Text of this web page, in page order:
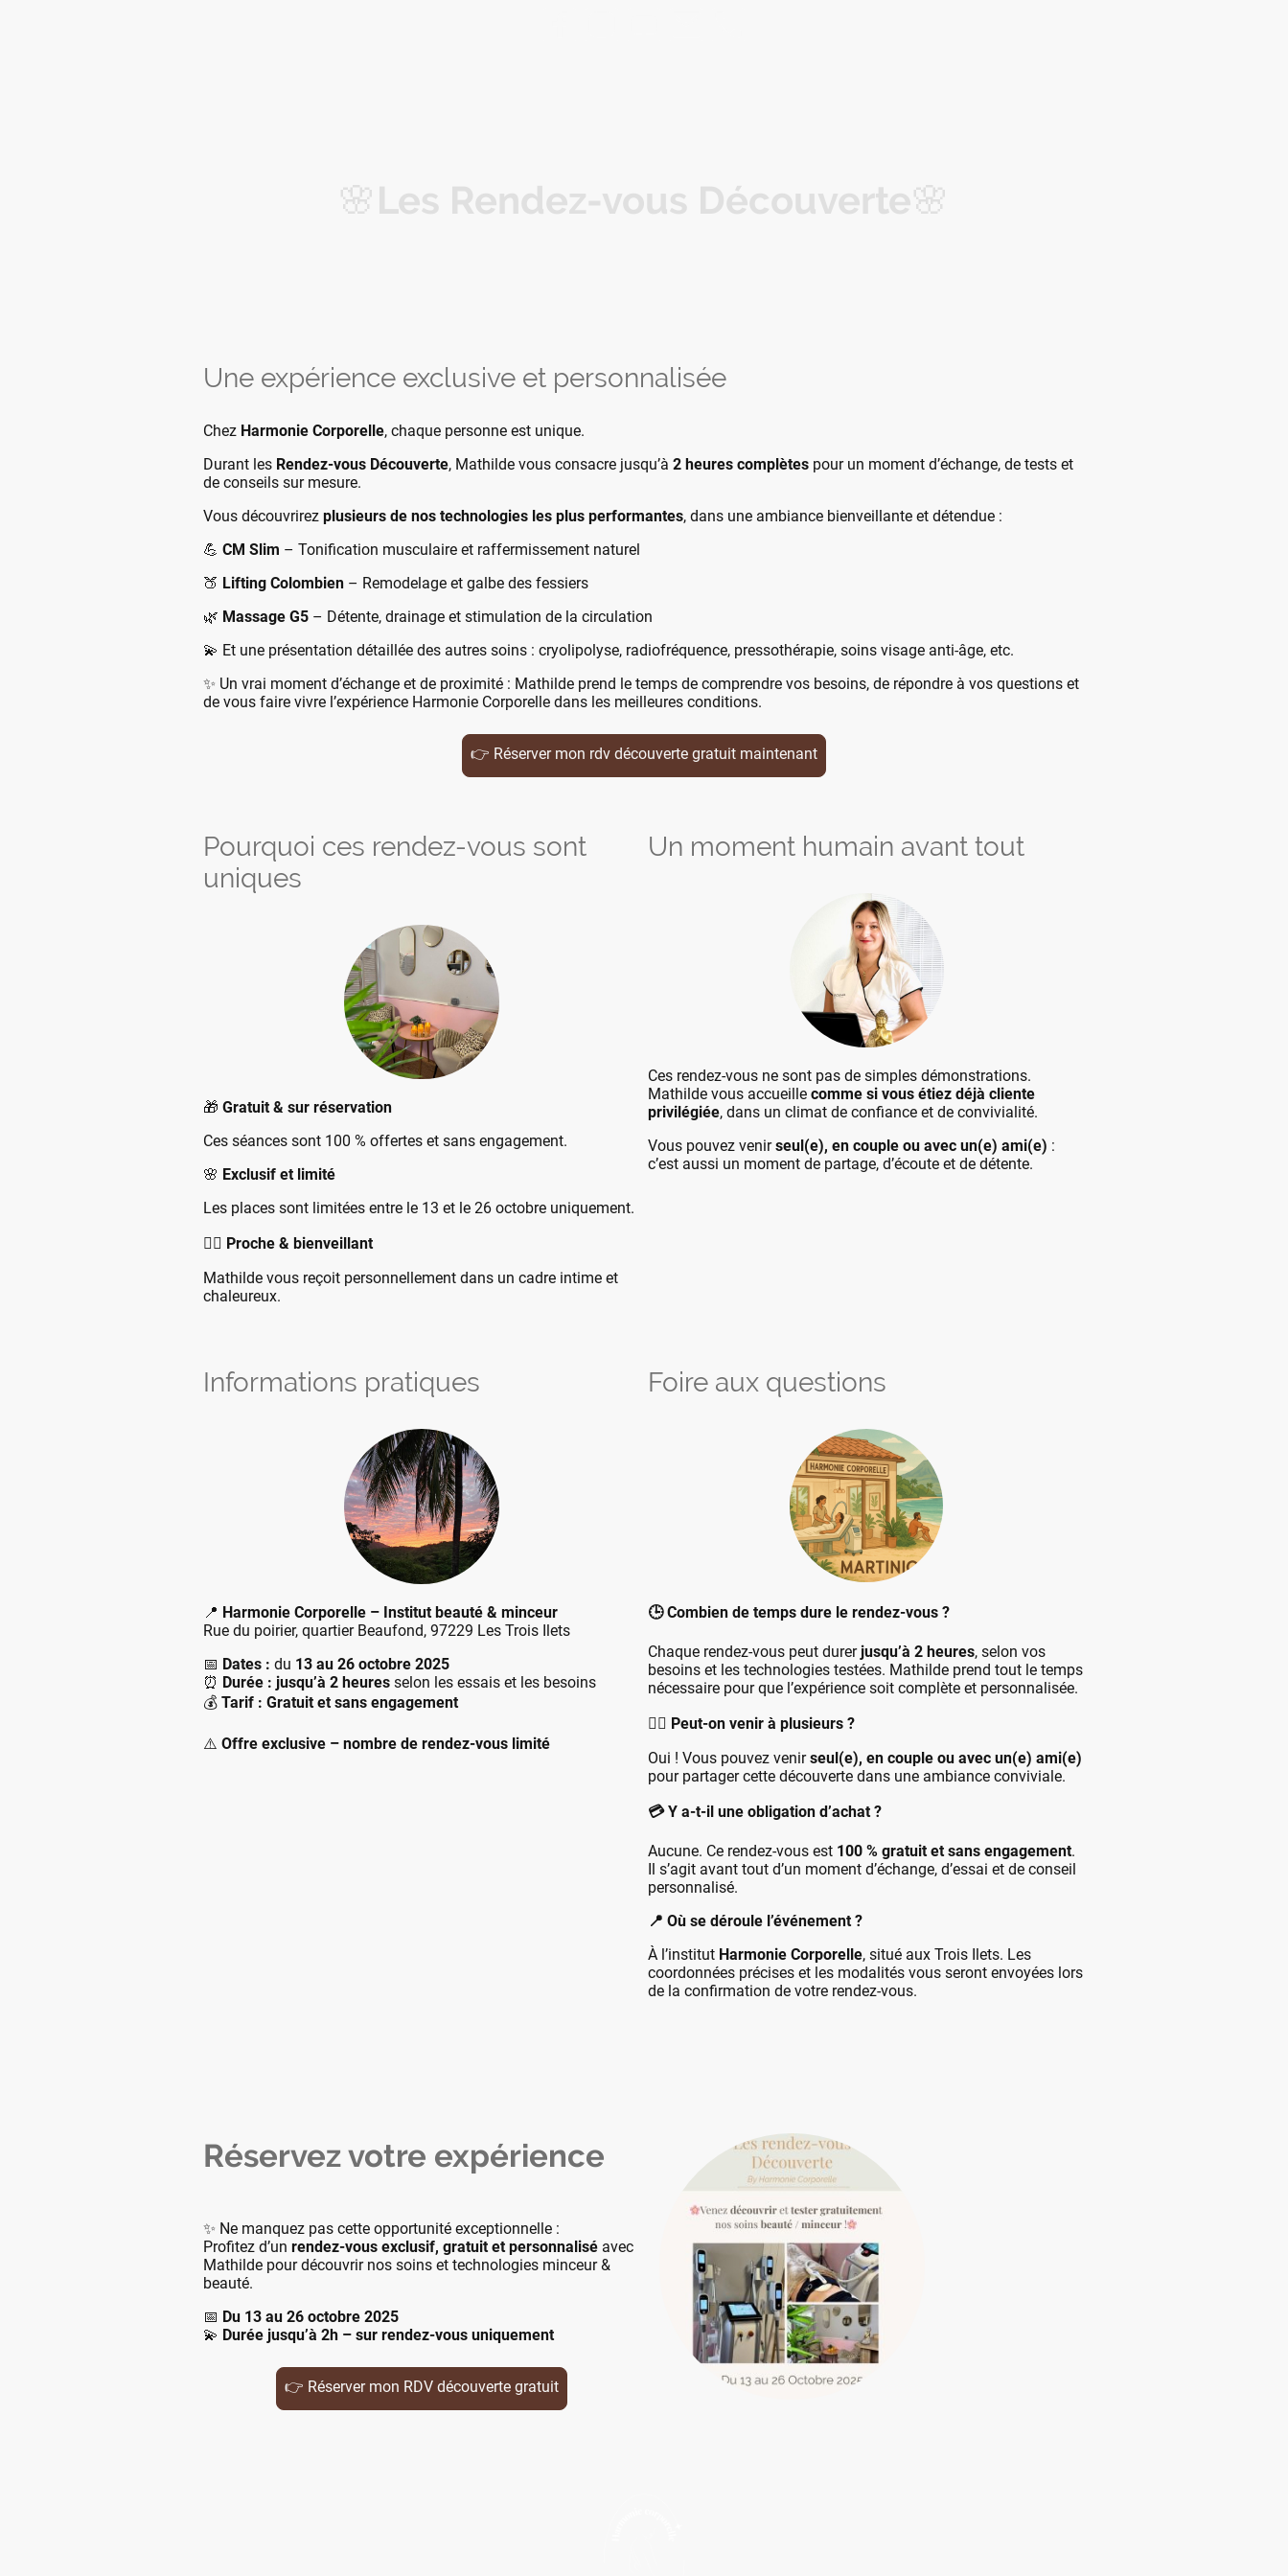
🌸Les Rendez-vous Découverte🌸
Une expérience exclusive et personnalisée
Chez Harmonie Corporelle, chaque personne est unique.
Durant les Rendez-vous Découverte, Mathilde vous consacre jusqu’à 2 heures complètes pour un moment d’échange, de tests et
de conseils sur mesure.
Vous découvrirez plusieurs de nos technologies les plus performantes, dans une ambiance bienveillante et détendue :
💪 CM Slim – Tonification musculaire et raffermissement naturel
🍑 Lifting Colombien – Remodelage et galbe des fessiers
🌿 Massage G5 – Détente, drainage et stimulation de la circulation
💫 Et une présentation détaillée des autres soins : cryolipolyse, radiofréquence, pressothérapie, soins visage anti-âge, etc.
✨ Un vrai moment d’échange et de proximité : Mathilde prend le temps de comprendre vos besoins, de répondre à vos questions et
de vous faire vivre l’expérience Harmonie Corporelle dans les meilleures conditions.
👉 Réserver mon rdv découverte gratuit maintenant
Pourquoi ces rendez-vous sont
uniques
🎁 Gratuit & sur réservation
Ces séances sont 100 % offertes et sans engagement.
🌸 Exclusif et limité
Les places sont limitées entre le 13 et le 26 octobre uniquement.
💆‍♀️ Proche & bienveillant
Mathilde vous reçoit personnellement dans un cadre intime et
chaleureux.
Un moment humain avant tout
Ces rendez-vous ne sont pas de simples démonstrations.
Mathilde vous accueille comme si vous étiez déjà cliente
privilégiée, dans un climat de confiance et de convivialité.
Vous pouvez venirseul(e), en couple ou avec un(e) ami(e) :
c’est aussi un moment de partage, d’écoute et de détente.
Informations pratiques
📍 Harmonie Corporelle – Institut beauté & minceur
Rue du poirier, quartier Beaufond, 97229 Les Trois Ilets
📅 Dates : du 13 au 26 octobre 2025
⏰ Durée : jusqu’à 2 heures selon les essais et les besoins
💰 Tarif : Gratuit et sans engagement
⚠️ Offre exclusive – nombre de rendez-vous limité
Foire aux questions
🕒 Combien de temps dure le rendez-vous ?
Chaque rendez-vous peut durerjusqu’à 2 heures, selon vos
besoins et les technologies testées. Mathilde prend tout le temps
nécessaire pour que l’expérience soit complète et personnalisée.
💆‍♀️ Peut-on venir à plusieurs ?
Oui ! Vous pouvez venirseul(e), en couple ou avec un(e) ami(e)
pour partager cette découverte dans une ambiance conviviale.
💳 Y a-t-il une obligation d’achat ?
Aucune. Ce rendez-vous est 100 % gratuit et sans engagement.
Il s’agit avant tout d’un moment d’échange, d’essai et de conseil
personnalisé.
📍 Où se déroule l’événement ?
À l’institut Harmonie Corporelle, situé aux Trois Ilets. Les
coordonnées précises et les modalités vous seront envoyées lors
de la confirmation de votre rendez-vous.
Réservez votre expérience
✨ Ne manquez pas cette opportunité exceptionnelle :
Profitez d’un rendez-vous exclusif, gratuit et personnalisé avec
Mathilde pour découvrir nos soins et technologies minceur &
beauté.
📅 Du 13 au 26 octobre 2025
💫 Durée jusqu’à 2h – sur rendez-vous uniquement
👉 Réserver mon RDV découverte gratuit